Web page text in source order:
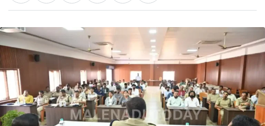
a
t
p
p
c
e
o
k
l
e
a
ಕ್
h
a
r
e